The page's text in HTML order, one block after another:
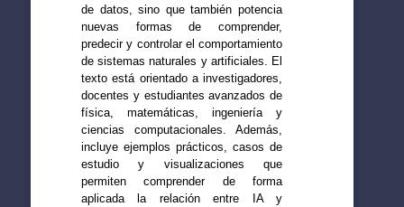
de datos, sino que también potencia
nuevas formas de comprender,
predecir y controlar el comportamiento
de sistemas naturales y artificiales. El
texto está orientado a investigadores,
docentes y estudiantes avanzados de
física, matemáticas, ingeniería y
ciencias computacionales. Además,
incluye ejemplos prácticos, casos de
estudio y visualizaciones que
permiten comprender de forma
aplicada la relación entre IA y